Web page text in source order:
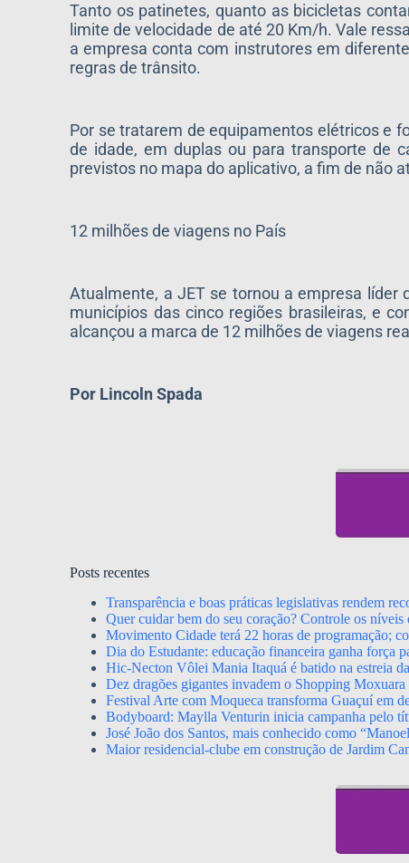
Tanto os patinetes, quanto as bicicletas
limite de velocidade de até 20 Km/h. Vale
a empresa conta com instrutores em
regras de trânsito.
Por se tratarem de equipamentos elétricos e
de idade, em duplas ou para transporte de
previstos no mapa do aplicativo, a fim de não
12 milhões de viagens no País
Atualmente, a JET se tornou a empresa
municípios das cinco regiões brasileiras, e
alcançou a marca de 12 milhões de viagens
Por LincolnSpada
Posts recentes
Transparência e boas práticas legislativas rendem
Quer cuidar bem do seu coração? Controle os níveis
Movimento Cidade terá 22 horas de programação;
Dia do Estudante: educação financeira ganha força
Hic-Necton Vôlei Mania Itaquá é batido na estreia
Dez dragões gigantes invadem o Shopping
Festival Arte com Moqueca transforma Guaçuí em
Bodyboard: Maylla Venturin inicia campanha pelo
José João dos Santos, mais conhecido como
Maior residencial-clube em construção de Jardim